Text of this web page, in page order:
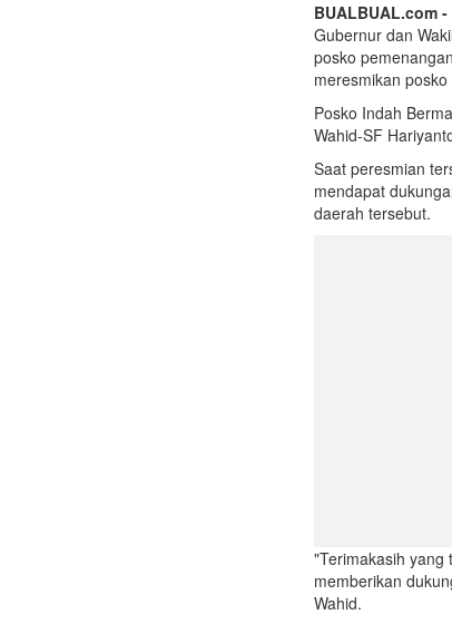
BUALBUAL.com -
Gubernur dan
posko
meresmikan
Posko Indah
Wahid-SF
Saat peresmian
mendapat
daerah tersebut.
"Terimakasih yang
memberikan
Wahid.